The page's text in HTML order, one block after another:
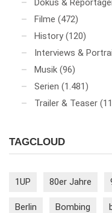
Dokus &
Filme (472)
History (120)
Interviews &
Musik (96)
Serien (1.481)
Trailer & Teaser
TAGCLOUD
1UP 80er Jahre
Berlin Bombing